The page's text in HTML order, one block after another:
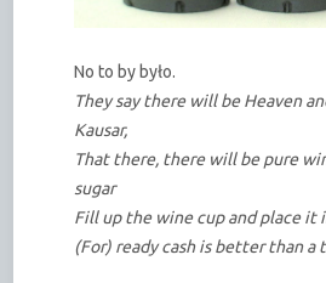
No to by było.
They say there will be Heaven
Kausar,
That there, there will be pure
sugar
Fill up the wine cup and place it
(For) ready cash is better than a